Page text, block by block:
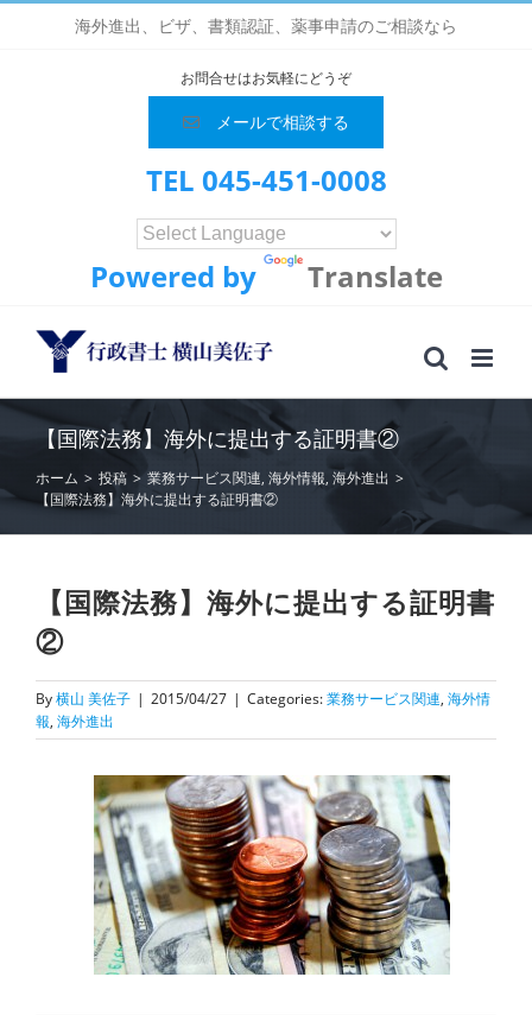
海外進出、ビザ、書類認証、薬事申請のご相談なら
お問合せはお気軽にどうぞ
メールで相談する
TEL 045-451-0008
Powered by Translate
【国際法務】海外に提出する証明書②
ホーム > 投稿 > 業務サービス関連, 海外情報, 海外進出 >
【国際法務】海外に提出する証明書②
【国際法務】海外に提出する証明書
②
By横山 美佐子 | 2015/04/27 | Categories:業務サービス関連, 海外情
報, 海外進出